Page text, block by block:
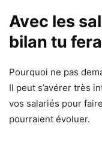
Avec les
bilan tu
Pourquoi ne pas
Il peut s’avérer très
vos salariés pour
pourraient évoluer.